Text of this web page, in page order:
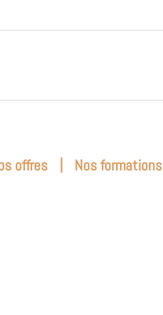
offres | Nos formations